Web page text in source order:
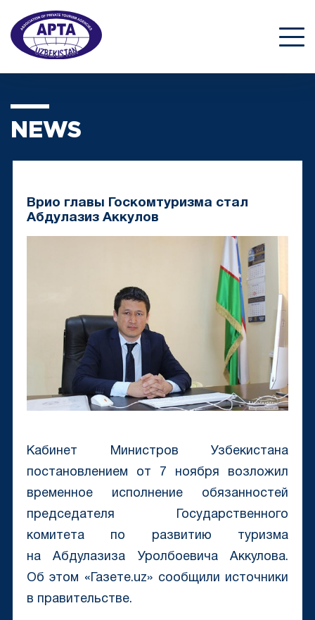
NEWS
Врио главы Госкомтуризма стал
Абдулазиз Аккулов
Кабинет Министров Узбекистана
постановлением от 7 ноября возложил
временное исполнение обязанностей
председателя Государственного
комитета по развитию туризма
на Абдулазиза Уролбоевича Аккулова.
Об этом «Газете.uz» сообщили источники
в правительстве.